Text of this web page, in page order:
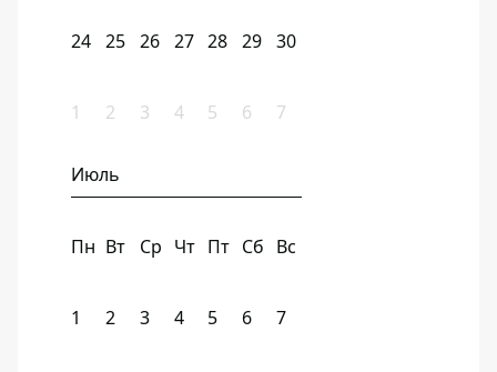
24 25 26 27 28 29 30
1 2 3 4 5 6 7
Июль
Пн Вт Ср Чт Пт Сб Вс
1 2 3 4 5 6 7